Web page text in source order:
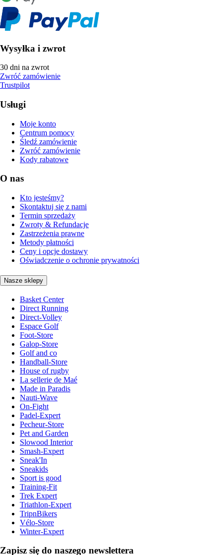
Wysyłka i zwrot
30 dni na zwrot
Zwróć zamówienie
Trustpilot
Usługi
Moje konto
Centrum pomocy
Śledź zamówienie
Zwróć zamówienie
Kody rabatowe
O nas
Kto jesteśmy?
Skontaktuj się z nami
Termin sprzedaży
Zwroty & Refundacje
Zastrzeżenia prawne
Metody płatności
Ceny i opcje dostawy
Oświadczenie o ochronie prywatności
Nasze sklepy
Basket Center
Direct Running
Direct-Volley
Espace Golf
Foot-Store
Galop-Store
Golf and co
Handball-Store
House of rugby
La sellerie de Maé
Made in Paradis
Nauti-Wave
On-Fight
Padel-Expert
Pecheur-Store
Pet and Garden
Slowood Interior
Smash-Expert
Sneak'In
Sneakids
Sport is good
Training-Fit
Trek Expert
Triathlon-Expert
TripnBikers
Vélo-Store
Winter-Expert
Zapisz się do naszego newslettera